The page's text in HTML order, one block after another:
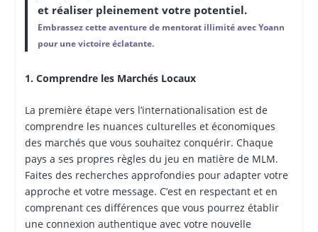
et réaliser pleinement votre potentiel.
Embrassez cette aventure de mentorat illimité avec Yoann
pour une victoire éclatante.
1. Comprendre les Marchés Locaux
La première étape vers l’internationalisation est de
comprendre les nuances culturelles et économiques
des marchés que vous souhaitez conquérir. Chaque
pays a ses propres règles du jeu en matière de MLM.
Faites des recherches approfondies pour adapter votre
approche et votre message. C’est en respectant et en
comprenant ces différences que vous pourrez établir
une connexion authentique avec votre nouvelle